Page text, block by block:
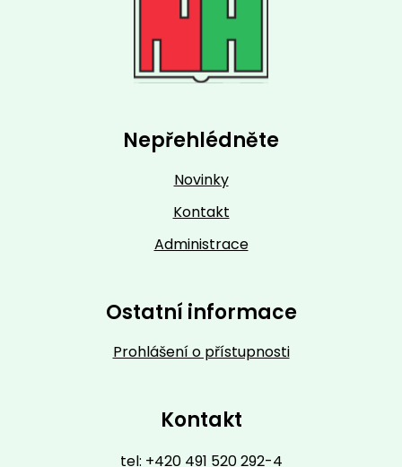
Nepřehlédněte
Novinky
Kontakt
Administrace
Ostatní informace
Prohlášení o přístupnosti
Kontakt
tel: +420 491 520 292-4